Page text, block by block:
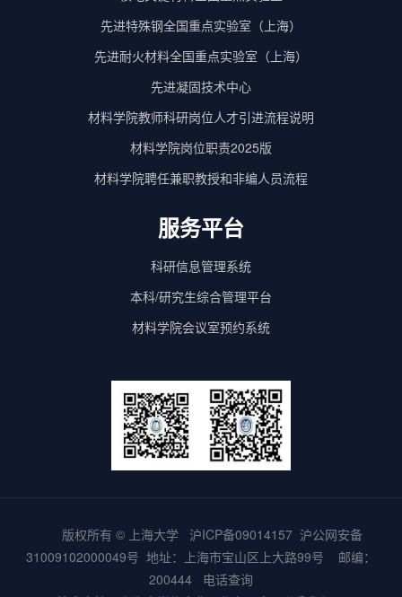
先进特殊钢全国重点实验室（上海）
先进耐火材料全国重点实验室（上海）
先进凝固技术中心
材料学院教师科研岗位人才引进流程说明
材料学院岗位职责2025版
材料学院聘任兼职教授和非编人员流程
服务平台
科研信息管理系统
本科/研究生综合管理平台
材料学院会议室预约系统
版权所有 ©上海大学 沪ICP备09014157 沪公网安备
31009102000049号 地址：上海市宝山区上大路99号 邮编：
200444 电话查询